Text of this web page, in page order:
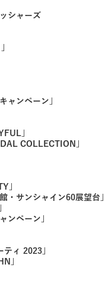
シャーズ
ャンペーン」
」
COLLECTION」
」
・サンシャイン60展望台」
ンペーン」
ィ 2023」
」